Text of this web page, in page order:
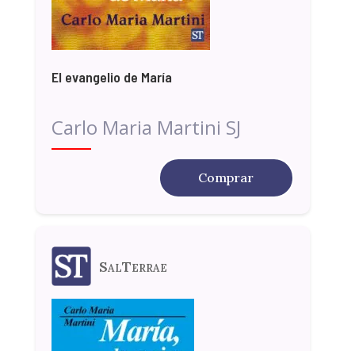
El evangelio de María
Carlo Maria Martini SJ
Comprar
SalTerrae